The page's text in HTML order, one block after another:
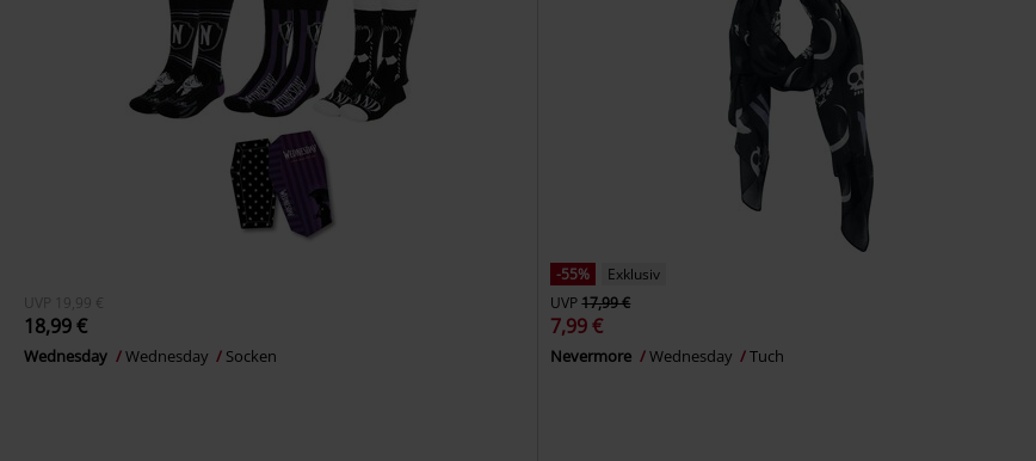
UVP 19,99 €
18,99 €
Wednesday Wednesday Socken
-55%
Exklusiv
UVP17,99 €
7,99 €
Nevermore Wednesday Tuch